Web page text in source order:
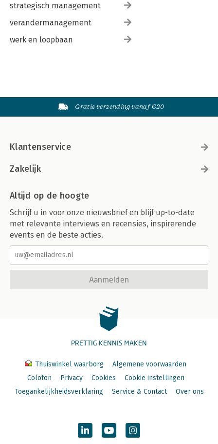
strategisch management
verandermanagement
werk en loopbaan
Gratis verzending vanaf €20
Klantenservice
Zakelijk
Altijd op de hoogte
Schrijf u in voor onze nieuwsbrief en blijf up-to-date
met relevante interviews en recensies, inspirerende
events en de beste acties.
Aanmelden
PRETTIG KENNIS MAKEN
Thuiswinkel waarborg
Algemene voorwaarden
Colofon
Privacy Cookies
Cookie instellingen
Toegankelijkheidsverklaring
Service & Contact Over ons